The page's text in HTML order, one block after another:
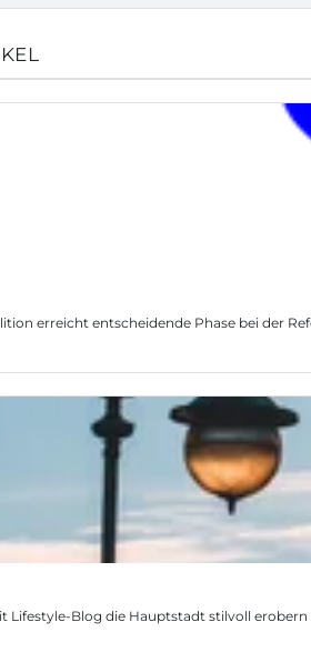
erreicht entscheidende Phase bei der
Lifestyle-Blog die Hauptstadt stilvoll erobern